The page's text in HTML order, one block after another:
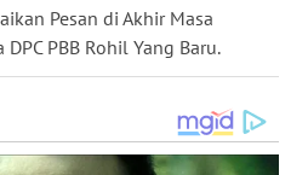
Pesan di Akhir Masa
PBB Rohil Yang Baru.